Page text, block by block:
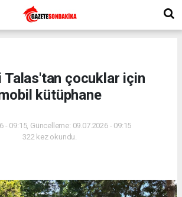
Talas'tan çocuklar için
kütüphane
- 09:15, Güncelleme: 09.07.2026 - 09:15
322 kez okundu.